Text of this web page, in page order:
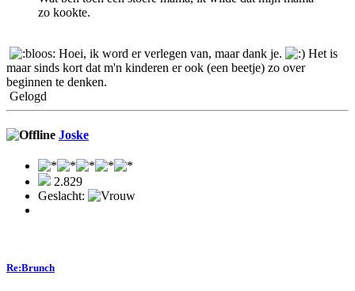
zo kookte.
Hoei, ik word er verlegen van, maar dank je.
Het is
maar sinds kort dat m'n kinderen er ook (een beetje) zo over
beginnen te denken.
Gelogd
Joske
2.829
Geslacht:
Re:Brunch